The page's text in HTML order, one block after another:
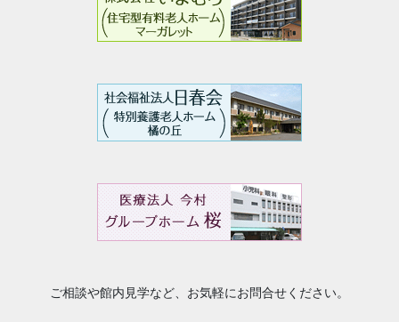
ご相談や館内見学など、お気軽にお問合せください。